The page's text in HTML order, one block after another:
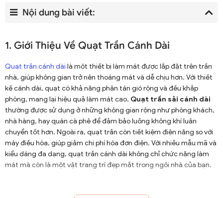
Nội dung bài viết:
1. Giới Thiệu Về Quạt Trần Cánh Dài
Quạt trần cánh dài là một thiết bị làm mát được lắp đặt trên trần
nhà, giúp không gian trở nên thoáng mát và dễ chịu hơn. Với thiết
kế cánh dài, quạt có khả năng phân tán gió rộng và đều khắp
phòng, mang lại hiệu quả làm mát cao. Quạt trần sải cánh dài
thường được sử dụng ở những không gian rộng như phòng khách,
nhà hàng, hay quán cà phê để đảm bảo luồng không khí luân
chuyển tốt hơn. Ngoài ra, quạt trần còn tiết kiệm điện năng so với
máy điều hòa, giúp giảm chi phí hóa đơn điện. Với nhiều mẫu mã và
kiểu dáng đa dạng, quạt trần cánh dài không chỉ chức năng làm
mát mà còn là một vật trang trí đẹp mắt trong ngôi nhà của bạn.
1.1. Lịch Sử và Sự Phát Triển